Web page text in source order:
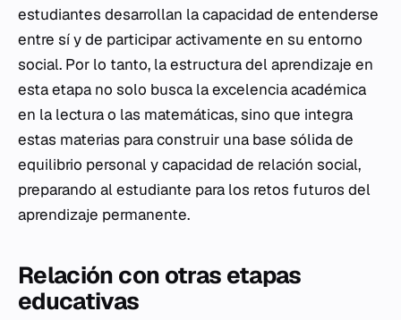
estudiantes desarrollan la capacidad de entenderse
entre sí y de participar activamente en su entorno
social. Por lo tanto, la estructura del aprendizaje en
esta etapa no solo busca la excelencia académica
en la lectura o las matemáticas, sino que integra
estas materias para construir una base sólida de
equilibrio personal y capacidad de relación social,
preparando al estudiante para los retos futuros del
aprendizaje permanente.
Relación con otras etapas
educativas